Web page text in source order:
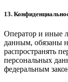
13.
Оператор и иные
данным, обязаны
распространять
персональных
федеральным